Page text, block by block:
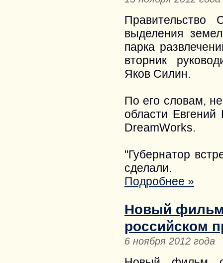
Правительство
выделения
парка
вторник
Яков Силин.
По его словам,
области Евгений
DreamWorks.
"Губернатор
сделали.
Подробнее »
Новый фильм
российском
6 ноября 2012 года